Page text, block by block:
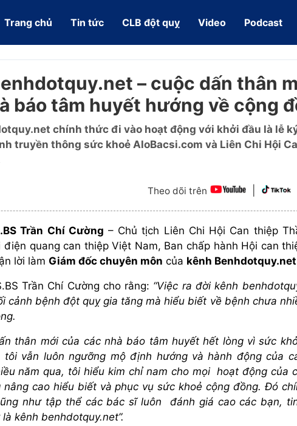
Trang chủ Tin tức CLB đột quỵ Video Podcast
– cuộc dấn thân
báo tâm huyết hướng về cộng
chính thức đi vào hoạt động với khởi đầu là lễ
truyền thông sức khoẻ AloBacsi.com và Liên Chi Hội
Theo dõi trên
Trần Chí Cường – Chủ tịch Liên Chi Hội Can thiệp
điện quang can thiệp Việt Nam, Ban chấp hành Hội can
lời làm Giám đốc chuyên môn của kênh
Trần Chí Cường cho rằng: “Việc ra đời kênh
cảnh bệnh đột quỵ gia tăng mà hiểu biết về bệnh chưa
thân mới của các nhà báo tâm huyết hết lòng vìsức
tôi vẫn luôn ngưỡng mộđịnh hướng và hành động của
năm qua, tôi hiểu kim chỉ nam cho mọi hoạt động của
nâng cao hiểu biết vàphục vụ sức khoẻcộng đồng. Đó
như tập thể các bác sĩ luôn đánh giá cao các bạn,
kênh benhdotquy.net”.